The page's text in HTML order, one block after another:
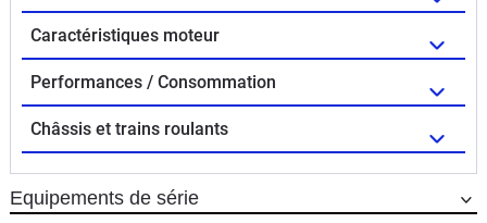
Caractéristiques moteur
Performances / Consommation
Châssis et trains roulants
Equipements de série